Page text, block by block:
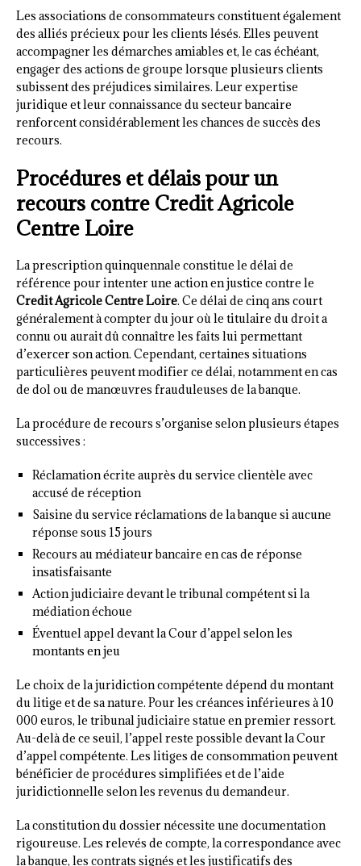
Les associations de consommateurs constituent également
des alliés précieux pour les clients lésés. Elles peuvent
accompagner les démarches amiables et, le cas échéant,
engager des actions de groupe lorsque plusieurs clients
subissent des préjudices similaires. Leur expertise
juridique et leur connaissance du secteur bancaire
renforcent considérablement les chances de succès des
recours.
Procédures et délais pour un
recours contre Credit Agricole
Centre Loire
La prescription quinquennale constitue le délai de
référence pour intenter une action en justice contre le
Credit Agricole Centre Loire. Ce délai de cinq ans court
généralement à compter du jour où le titulaire du droit a
connu ou aurait dû connaître les faits lui permettant
d’exercer son action. Cependant, certaines situations
particulières peuvent modifier ce délai, notamment en cas
de dol ou de manœuvres frauduleuses de la banque.
La procédure de recours s’organise selon plusieurs étapes
successives :
Réclamation écrite auprès du service clientèle avec
accusé de réception
Saisine du service réclamations de la banque si aucune
réponse sous 15 jours
Recours au médiateur bancaire en cas de réponse
insatisfaisante
Action judiciaire devant le tribunal compétent si la
médiation échoue
Éventuel appel devant la Cour d’appel selon les
montants en jeu
Le choix de la juridiction compétente dépend du montant
du litige et de sa nature. Pour les créances inférieures à 10
000 euros, le tribunal judiciaire statue en premier ressort.
Au-delà de ce seuil, l’appel reste possible devant la Cour
d’appel compétente. Les litiges de consommation peuvent
bénéficier de procédures simplifiées et de l’aide
juridictionnelle selon les revenus du demandeur.
La constitution du dossier nécessite une documentation
rigoureuse. Les relevés de compte, la correspondance avec
la banque, les contrats signés et les justificatifs des